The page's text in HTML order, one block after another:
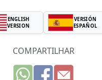
ENGLISH
VERSION
VERSIÓN
ESPAÑOL
COMPARTILHAR